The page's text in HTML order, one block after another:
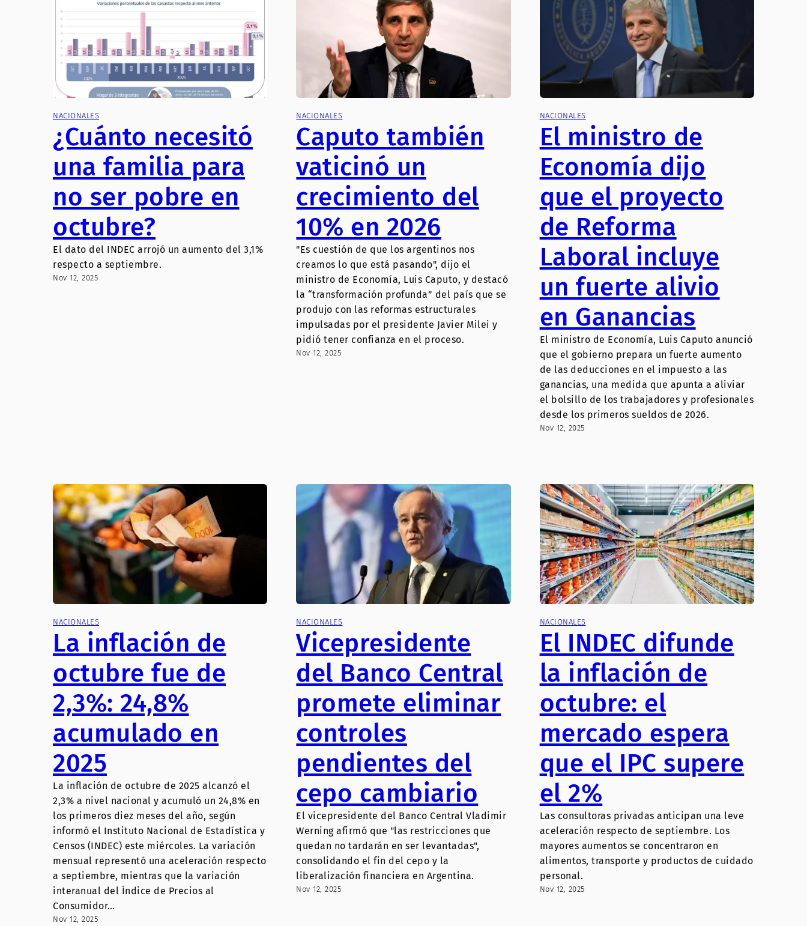
NACIONALES
¿Cuánto necesitó
una familia para
no ser pobre en
octubre?
El dato del INDEC arrojó un aumento del 3,1%
respecto a septiembre.
Nov 12, 2025
NACIONALES
Caputo también
vaticinó un
crecimiento del
10% en 2026
"Es cuestión de que los argentinos nos
creamos lo que está pasando", dijo el
ministro de Economía, Luis Caputo, y destacó
la “transformación profunda” del país que se
produjo con las reformas estructurales
impulsadas por el presidente Javier Milei y
pidió tener confianza en el proceso.
Nov 12, 2025
NACIONALES
El ministro de
Economía dijo
que el proyecto
de Reforma
Laboral incluye
un fuerte alivio
en Ganancias
El ministro de Economía, Luis Caputo anunció
que el gobierno prepara un fuerte aumento
de las deducciones en el impuesto a las
ganancias, una medida que apunta a aliviar
el bolsillo de los trabajadores y profesionales
desde los primeros sueldos de 2026.
Nov 12, 2025
NACIONALES
La inflación de
octubre fue de
2,3%: 24,8%
acumulado en
2025
La inflación de octubre de 2025 alcanzó el
2,3% a nivel nacional y acumuló un 24,8% en
los primeros diez meses del año, según
informó el Instituto Nacional de Estadística y
Censos (INDEC) este miércoles. La variación
mensual representó una aceleración respecto
a septiembre, mientras que la variación
interanual del Índice de Precios al
Consumidor…
Nov 12, 2025
NACIONALES
Vicepresidente
del Banco Central
promete eliminar
controles
pendientes del
cepo cambiario
El vicepresidente del Banco Central Vladimir
Werning afirmó que "las restricciones que
quedan no tardarán en ser levantadas",
consolidando el fin del cepo y la
liberalización financiera en Argentina.
Nov 12, 2025
NACIONALES
El INDEC difunde
la inflación de
octubre: el
mercado espera
que el IPC supere
el 2%
Las consultoras privadas anticipan una leve
aceleración respecto de septiembre. Los
mayores aumentos se concentraron en
alimentos, transporte y productos de cuidado
personal.
Nov 12, 2025